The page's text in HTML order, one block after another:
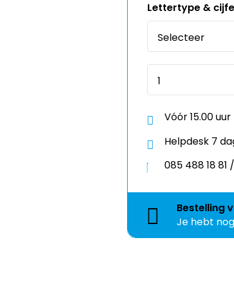
Lettertype &
Vóór 15.00
Helpdesk 7
085 488 18
Bestelling
Je hebt nog